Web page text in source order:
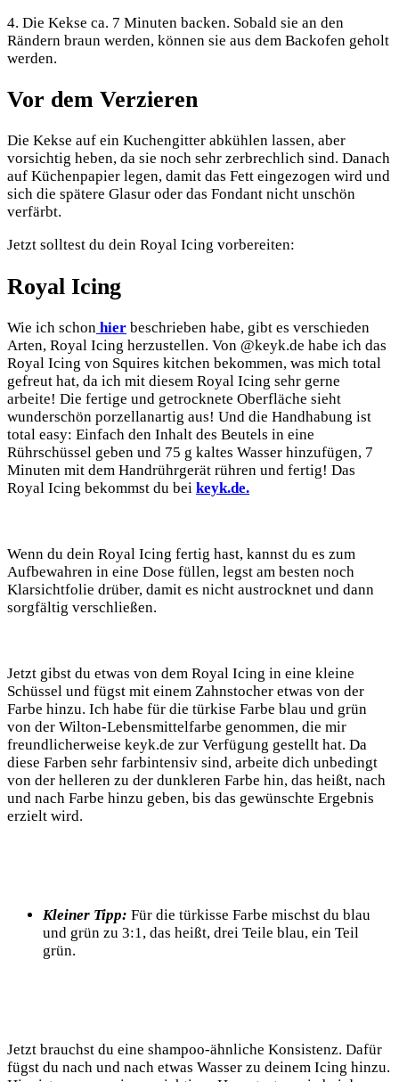
4. Die Kekse ca. 7 Minuten backen. Sobald sie an den
Rändern braun werden, können sie aus dem Backofen geholt
werden.
Vor dem Verzieren
Die Kekse auf ein Kuchengitter abkühlen lassen, aber
vorsichtig heben, da sie noch sehr zerbrechlich sind. Danach
auf Küchenpapier legen, damit das Fett eingezogen wird und
sich die spätere Glasur oder das Fondant nicht unschön
verfärbt.
Jetzt solltest du dein Royal Icing vorbereiten:
Royal Icing
Wie ich schon hier beschrieben habe, gibt es verschieden
Arten, Royal Icing herzustellen. Von @keyk.de habe ich das
Royal Icing von Squires kitchen bekommen, was mich total
gefreut hat, da ich mit diesem Royal Icing sehr gerne
arbeite! Die fertige und getrocknete Oberfläche sieht
wunderschön porzellanartig aus! Und die Handhabung ist
total easy: Einfach den Inhalt des Beutels in eine
Rührschüssel geben und 75 g kaltes Wasser hinzufügen, 7
Minuten mit dem Handrührgerät rühren und fertig! Das
Royal Icing bekommst du bei keyk.de.
Wenn du dein Royal Icing fertig hast, kannst du es zum
Aufbewahren in eine Dose füllen, legst am besten noch
Klarsichtfolie drüber, damit es nicht austrocknet und dann
sorgfältig verschließen.
Jetzt gibst du etwas von dem Royal Icing in eine kleine
Schüssel und fügst mit einem Zahnstocher etwas von der
Farbe hinzu. Ich habe für die türkise Farbe blau und grün
von der Wilton-Lebensmittelfarbe genommen, die mir
freundlicherweise keyk.de zur Verfügung gestellt hat. Da
diese Farben sehr farbintensiv sind, arbeite dich unbedingt
von der helleren zu der dunkleren Farbe hin, das heißt, nach
und nach Farbe hinzu geben, bis das gewünschte Ergebnis
erzielt wird.
Kleiner Tipp: Für die türkisse Farbe mischst du blau
und grün zu 3:1, das heißt, drei Teile blau, ein Teil
grün.
Jetzt brauchst du eine shampoo-ähnliche Konsistenz. Dafür
fügst du nach und nach etwas Wasser zu deinem Icing hinzu.